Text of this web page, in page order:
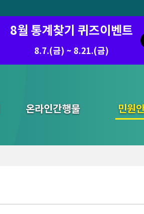
8월 통계찾기 퀴즈이벤트
8.7.(금) ~ 8.21.(금)
온라인간행물 민원
통